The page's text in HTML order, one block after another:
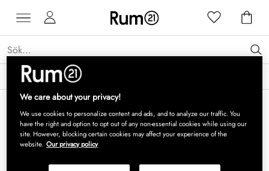
Få 15 % rabatt på Grythyttan Stålmöbler* →
We care about your privacy!
We use cookies to personalize content and ads, and to analyze our traffic. You
have the right and option to opt out of any non-essential cookies while using our
site. However, blocking certain cookies may affect your experience of the
website. Our privacy policy